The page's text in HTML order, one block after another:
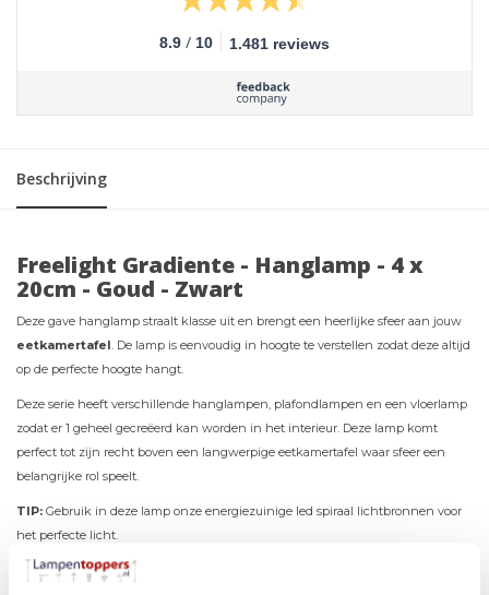
8.9 / 10 1.481 reviews
Beschrijving
Freelight Gradiente - Hanglamp - 4 x
20cm - Goud - Zwart
Deze gave hanglamp straalt klasse uit en brengt een heerlijke sfeer aan jouw
eetkamertafel. De lamp is eenvoudig in hoogte te verstellen zodat deze altijd
op de perfecte hoogte hangt.
Deze serie heeft verschillende hanglampen, plafondlampen en een vloerlamp
zodat er 1 geheel gecreëerd kan worden in het interieur. Deze lamp komt
perfect tot zijn recht boven een langwerpige eetkamertafel waar sfeer een
belangrijke rol speelt.
TIP: Gebruik in deze lamp onze energiezuinige led spiraal lichtbronnen voor
het perfecte licht.